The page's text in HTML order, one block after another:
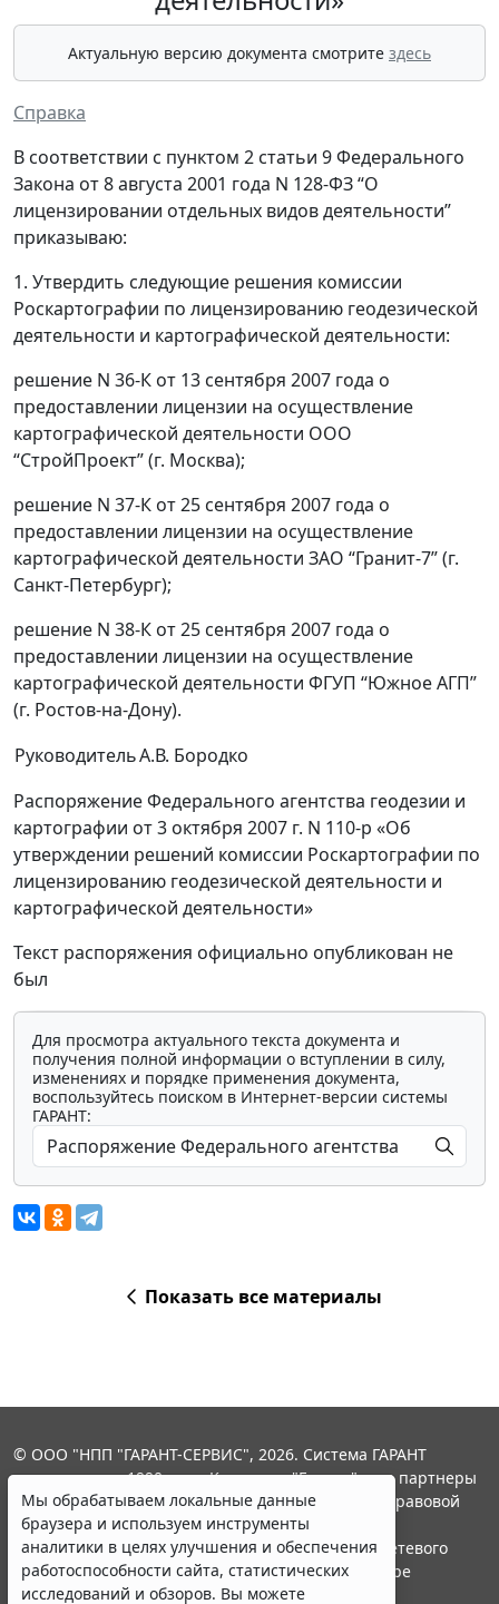
Актуальную версию документа смотрите здесь
Справка
В соответствии с пунктом 2 статьи 9 Федерального
Закона от 8 августа 2001 года N 128-ФЗ “О
лицензировании отдельных видов деятельности”
приказываю:
1. Утвердить следующие решения комиссии
Роскартографии по лицензированию геодезической
деятельности и картографической деятельности:
решение N 36-К от 13 сентября 2007 года о
предоставлении лицензии на осуществление
картографической деятельности ООО
“СтройПроект” (г. Москва);
решение N 37-К от 25 сентября 2007 года о
предоставлении лицензии на осуществление
картографической деятельности ЗАО “Гранит-7” (г.
Санкт-Петербург);
решение N 38-К от 25 сентября 2007 года о
предоставлении лицензии на осуществление
картографической деятельности ФГУП “Южное АГП”
(г. Ростов-на-Дону).
РуководительА.В. Бородко
Распоряжение Федерального агентства геодезии и
картографии от 3 октября 2007 г. N 110-р «Об
утверждении решений комиссии Роскартографии по
лицензированию геодезической деятельности и
картографической деятельности»
Текст распоряжения официально опубликован не
был
Для просмотра актуального текста документа и
получения полной информации о вступлении в силу,
изменениях и порядке применения документа,
воспользуйтесь поиском в Интернет-версии системы
ГАРАНТ:
Показать все материалы
Мы обрабатываем локальные данные
браузера и используем инструменты
аналитики в целях улучшения и обеспечения
работоспособности сайта, статистических
исследований и обзоров. Вы можете
© ООО "НПП "ГАРАНТ-СЕРВИС", 2026. Система ГАРАНТ
выпускается с 1990 года. Компания "Гарант" и ее партнеры
являются участниками Российской ассоциации правовой
информации ГАРАНТ.
Портал ГАРАНТ.РУ зарегистрирован в качестве сетевого
издания Федеральной службой по надзору в сфере
связи,информационных технологий и массовых